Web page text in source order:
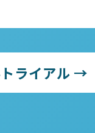
ライアル →